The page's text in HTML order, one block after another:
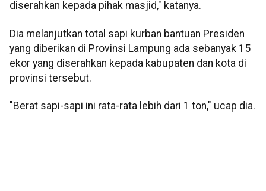
diserahkan kepada pihak masjid," katanya.
Dia melanjutkan total sapi kurban bantuan Presiden
yang diberikan di Provinsi Lampung ada sebanyak 15
ekor yang diserahkan kepada kabupaten dan kota di
provinsi tersebut.
"Berat sapi-sapi ini rata-rata lebih dari 1 ton," ucap dia.